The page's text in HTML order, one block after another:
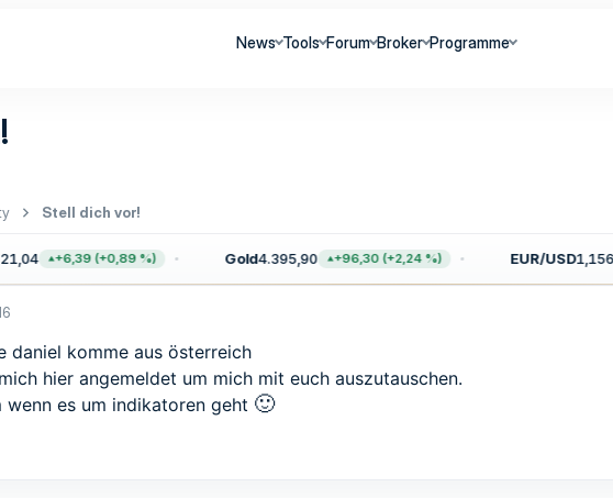
News Tools Forum Broker Programme
Stell dich vor!
+6,39 (+0,89 %) Gold4.395,90 +96,30 (+2,24 %) EUR/USD1,1566
daniel komme aus österreich
hier angemeldet um mich mit euch auszutauschen.
wenn es um indikatoren geht 🙂